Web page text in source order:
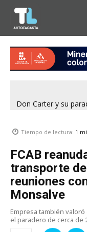
Don Carter y su
Tiempo de lectura: 1
FCAB
transporte
reuniones
Monsalve
Empresa también
el paradero de cerca de